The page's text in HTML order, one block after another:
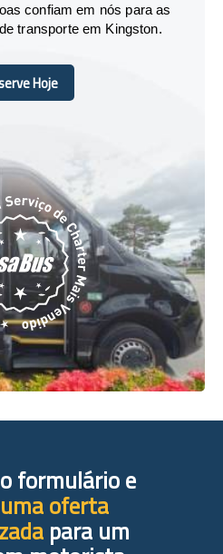
confiam em nós para as
transporte em Kingston.
Hoje
Hoje
formulário e
oferta
para um